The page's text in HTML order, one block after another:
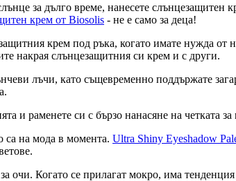
за дълго време, нанесете
крем от Biosolis - не е само за деца!
крем под ръка, когато имате нужда от
накрая слънцезащитния си крем и с други.
лъчи, като същевременно поддържате
и раменете си с бързо нанасяне на четката за
са на мода в момента. Ultra Shiny Eyeshadow
очи. Когато се прилагат мокро, има